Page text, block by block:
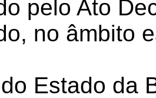
pelo Ato
no âmbito
Estado da